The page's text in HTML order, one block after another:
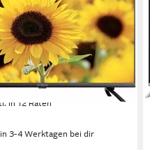
LED-Fernseher
Diagonale
Auflösung
(2)
UVP349,00 €
in 12 Raten
3-4 Werktagen bei dir